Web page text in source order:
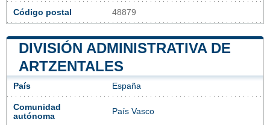
Código postal 48879
DIVISIÓN ADMINISTRATIVA DE
ARTZENTALES
País España
Comunidad
autónoma
País Vasco